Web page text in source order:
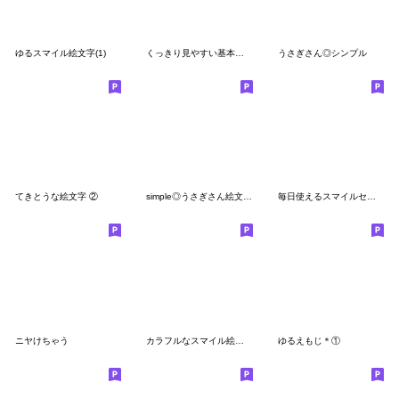
ゆるスマイル絵文字(1) うさぎさん◎シンプル
てきとうな絵文字 ② simple◎うさぎさん絵文字 #1 毎日使えるスマイルセット
ニヤけちゃう ゆるえもじ＊①